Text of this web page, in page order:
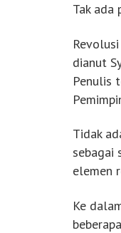
Tak ada
dianut
Penulis
Tidak
sebagai
elemen
Ke